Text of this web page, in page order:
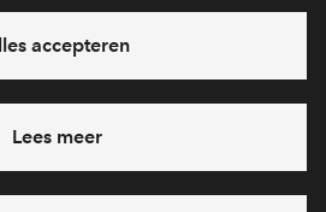
projecten
wil mij aanmelden
je direct antwoord? Bel ons op088
712 21 29